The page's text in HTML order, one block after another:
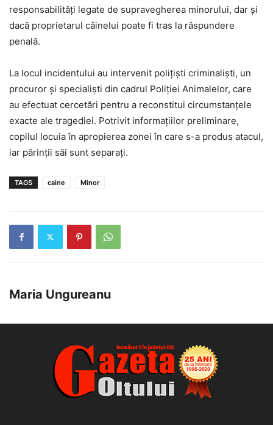
responsabilități legate de supravegherea minorului, dar și
dacă proprietarul câinelui poate fi tras la răspundere
penală.
La locul incidentului au intervenit polițiști criminaliști, un
procuror și specialiști din cadrul Poliției Animalelor, care
au efectuat cercetări pentru a reconstitui circumstanțele
exacte ale tragediei. Potrivit informațiilor preliminare,
copilul locuia în apropierea zonei în care s-a produs atacul,
iar părinții săi sunt separați.
TAGS caine Minor
Maria Ungureanu